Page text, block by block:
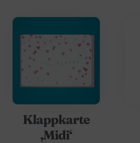
Klappkarte
‚Midi‘